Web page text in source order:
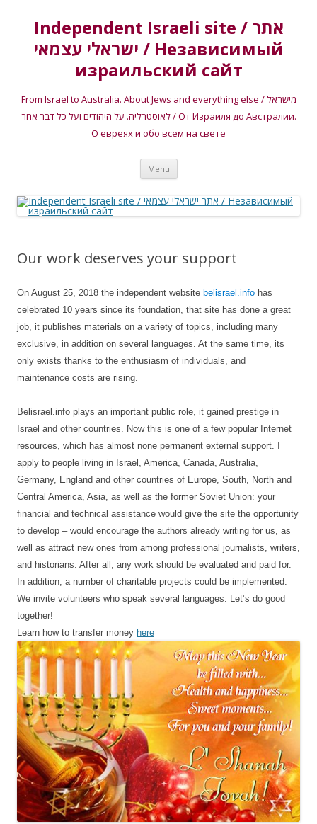
Independent Israeli site / אתר
ישראלי עצמאי / Независимый
израильский сайт
From Israel to Australia. About Jews and everything else / מישראל
לאוסטרליה. על היהודים ועל כל דבר אחר / От Израиля до Австралии.
О евреях и обо всем на свете
Menu Skip
content
Our work deserves your support
On August 25, 2018 the independent website belisrael.info has
celebrated 10 years since its foundation, that site has done a great
job, it publishes materials on a variety of topics, including many
exclusive, in addition on several languages. At the same time, its
only exists thanks to the enthusiasm of individuals, and
maintenance costs are rising.
Belisrael.info plays an important public role, it gained prestige in
Israel and other countries. Now this is one of a few popular Internet
resources, which has almost none permanent external support. I
apply to people living in Israel, America, Canada, Australia,
Germany, England and other countries of Europe, South, North and
Central America, Asia, as well as the former Soviet Union: your
financial and technical assistance would give the site the opportunity
to develop – would encourage the authors already writing for us, as
well as attract new ones from among professional journalists, writers,
and historians. After all, any work should be evaluated and paid for.
In addition, a number of charitable projects could be implemented.
We invite volunteers who speak several languages. Let’s do good
together!
Learn how to transfer money here